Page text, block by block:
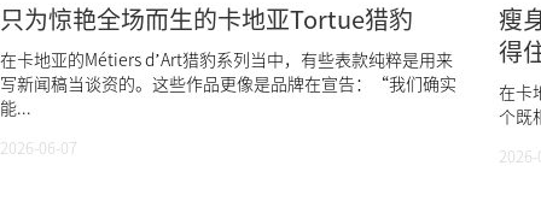
只为惊艳全场而生的卡地亚Tortue猎豹
在卡地亚的Métiers d’Art猎豹系列当中，有些表款纯粹是用来
写新闻稿当谈资的。这些作品更像是品牌在宣告：“我们确实
能...
2026-06-07
瘦
得
在卡
个既